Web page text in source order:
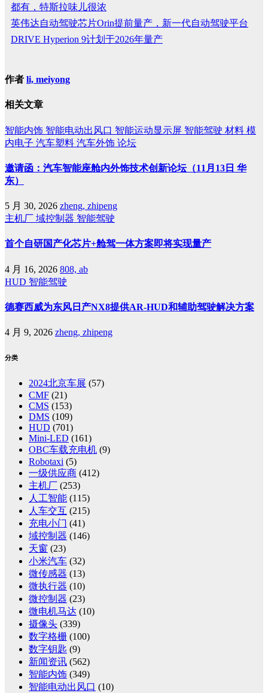
都有，特斯拉味儿很浓
英伟达自动驾驶芯片Orin提前量产，新一代自动驾驶平台
DRIVE Hyperion 9计划于2026年量产
作者 li, meiyong
相关文章
智能内饰 智能电动出风口 智能运动显示屏 智能驾驶 材料 模
内电子 汽车塑料 汽车外饰 论坛
邀请函：汽车智能座舱内外饰技术创新论坛（11月13日 华
东）
5 月 30, 2026 zheng, zhipeng
主机厂 域控制器 智能驾驶
首个自研国产化芯片+舱驾一体方案即将实现量产
4 月 16, 2026 808, ab
HUD 智能驾驶
德赛西威为东风日产NX8提供AR-HUD和辅助驾驶解决方案
4 月 9, 2026 zheng, zhipeng
分类
2024北京车展 (57)
CMF (21)
CMS (153)
DMS (109)
HUD (701)
Mini-LED (161)
OBC车载充电机 (9)
Robotaxi (5)
一级供应商 (412)
主机厂 (253)
人工智能 (115)
人车交互 (215)
充电小门 (41)
域控制器 (146)
天窗 (23)
小米汽车 (32)
微传感器 (13)
微执行器 (10)
微控制器 (23)
微电机马达 (10)
摄像头 (339)
数字格栅 (100)
数字钥匙 (9)
新闻资讯 (562)
智能内饰 (349)
智能电动出风口 (10)